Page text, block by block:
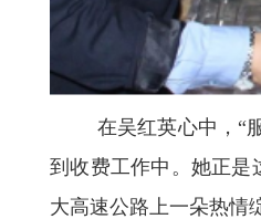
在吴红英心中，“
到收费工作中。她正是
大高速公路上一朵热情